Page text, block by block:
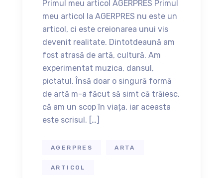
Primul meu articol AGERPRES Primul
meu articol la AGERPRES nu este un
articol, ci este creionarea unui vis
devenit realitate. Dintotdeaună am
fost atrasă de artă, cultură. Am
experimentat muzica, dansul,
pictatul. Însă doar o singură formă
de artă m-a făcut să simt că trăiesc,
că am un scop în viața, iar aceasta
este scrisul. […]
AGERPRES ARTA
ARTICOL